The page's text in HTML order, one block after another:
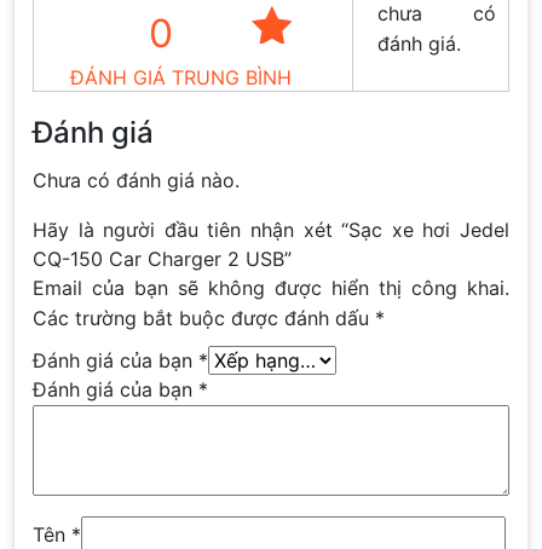
0
ĐÁNH GIÁ TRUNG BÌNH
chưa có
đánh giá.
Đánh giá
Chưa có đánh giá nào.
Hãy là người đầu tiên nhận xét “Sạc xe hơi Jedel
CQ-150 Car Charger 2 USB”
Email của bạn sẽ không được hiển thị công khai.
Các trường bắt buộc được đánh dấu *
Đánh giá của bạn *
Đánh giá của bạn *
Tên *